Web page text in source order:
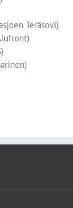
Teräsovi)